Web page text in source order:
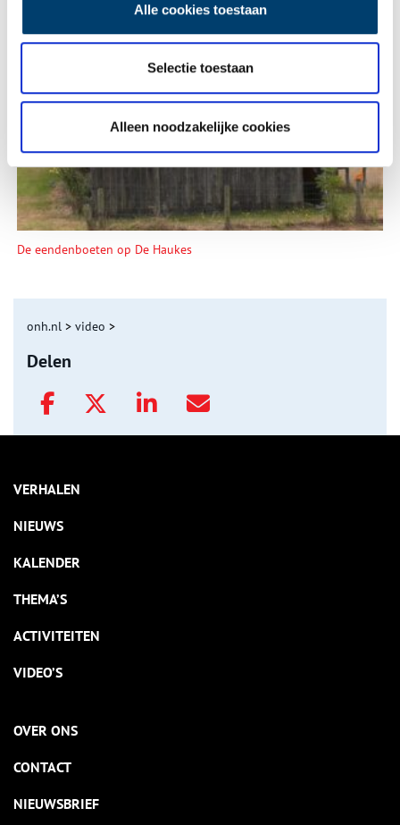
Alle cookies toestaan
Selectie toestaan
Alleen noodzakelijke cookies
Tien verdwenen pretparken
De eendenboeten op De Haukes
onh.nl > video >
Delen
VERHALEN
NIEUWS
KALENDER
THEMA’S
ACTIVITEITEN
VIDEO’S
OVER ONS
CONTACT
NIEUWSBRIEF